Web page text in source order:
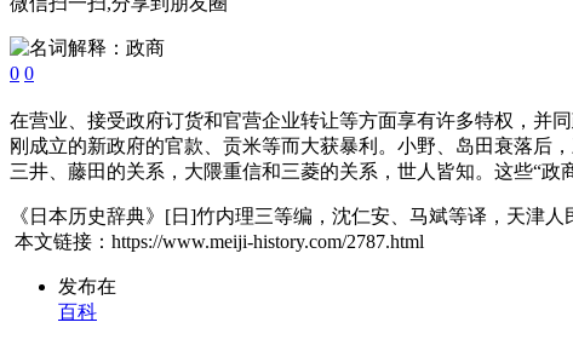
0 0
在营业、接受政府订货和官营企业转让等方面享有许多特权，并
刚成立的新政府的官款、贡米等而大获暴利。小野、岛田衰落后
三井、藤田的关系，大隈重信和三菱的关系，世人皆知。这些“
《日本历史辞典》[日]竹内理三等编，沈仁安、马斌等译，天津人
本文链接：https://www.meiji-history.com/2787.html
发布在
百科